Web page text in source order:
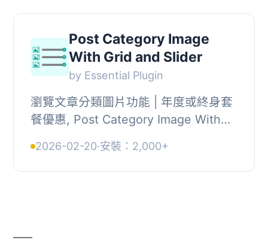
Post Category Image
With Grid and Slider
by Essential Plugin
瀏覽文章分類圖片功能 | 年度或終身套
餐優惠, Post Category Image With
傳文章分類圖片，並在格狀及輪播中顯
示的 Word...
2026-02-20·安裝：2,000+